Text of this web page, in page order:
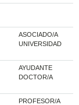
ASOCIADO/A
UNIVERSIDAD
AYUDANTE
DOCTOR/A
PROFESOR/A